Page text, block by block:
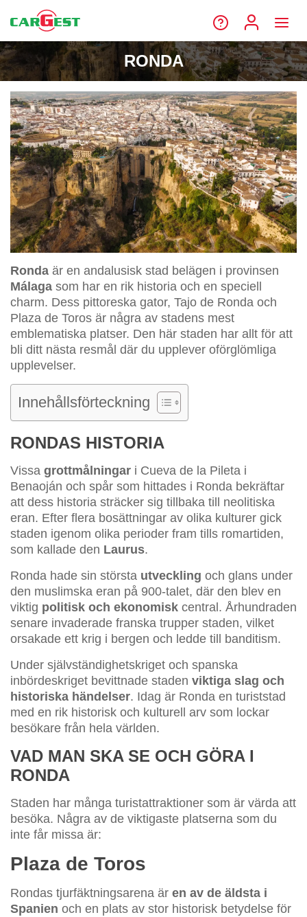
RONDA
Ronda är en andalusisk stad belägen i provinsen
Málaga som har en rik historia och en speciell
charm. Dess pittoreska gator, Tajo de Ronda och
Plaza de Toros är några av stadens mest
emblematiska platser. Den här staden har allt för att
bli ditt nästa resmål där du upplever oförglömliga
upplevelser.
Innehållsförteckning
RONDAS HISTORIA
Vissa grottmålningar i Cueva de la Pileta i
Benaoján och spår som hittades i Ronda bekräftar
att dess historia sträcker sig tillbaka till neolitiska
eran. Efter flera bosättningar av olika kulturer gick
staden igenom olika perioder fram tills romartiden,
som kallade den Laurus.
Ronda hade sin största utveckling och glans under
den muslimska eran på 900-talet, där den blev en
viktig politisk och ekonomisk central. Århundraden
senare invaderade franska trupper staden, vilket
orsakade ett krig i bergen och ledde till banditism.
Under självständighetskriget och spanska
inbördeskriget bevittnade staden viktiga slag och
historiska händelser. Idag är Ronda en turiststad
med en rik historisk och kulturell arv som lockar
besökare från hela världen.
VAD MAN SKA SE OCH GÖRA I
RONDA
Staden har många turistattraktioner som är värda att
besöka. Några av de viktigaste platserna som du
inte får missa är:
Plaza de Toros
Rondas tjurfäktningsarena är en av de äldsta i
Spanien och en plats av stor historisk betydelse för